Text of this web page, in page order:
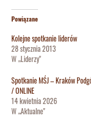
Powiązane
Kolejne spotkanie liderów
28 stycznia 2013
W „Liderzy"
Spotkanie MŚJ – Kraków
/ ONLINE
14 kwietnia 2026
W „Aktualne"